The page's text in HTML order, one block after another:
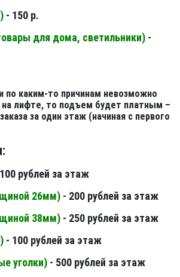
) - 150 р.
для дома, светильники) -
по каким-то причинам невозможно
на лифте, то подъем будет платным –
за один этаж (начиная с первого
100 рублей за этаж
26мм) - 200 рублей за этаж
38мм) - 250 рублей за этаж
) - 100 рублей за этаж
уголки) - 500 рублей за этаж